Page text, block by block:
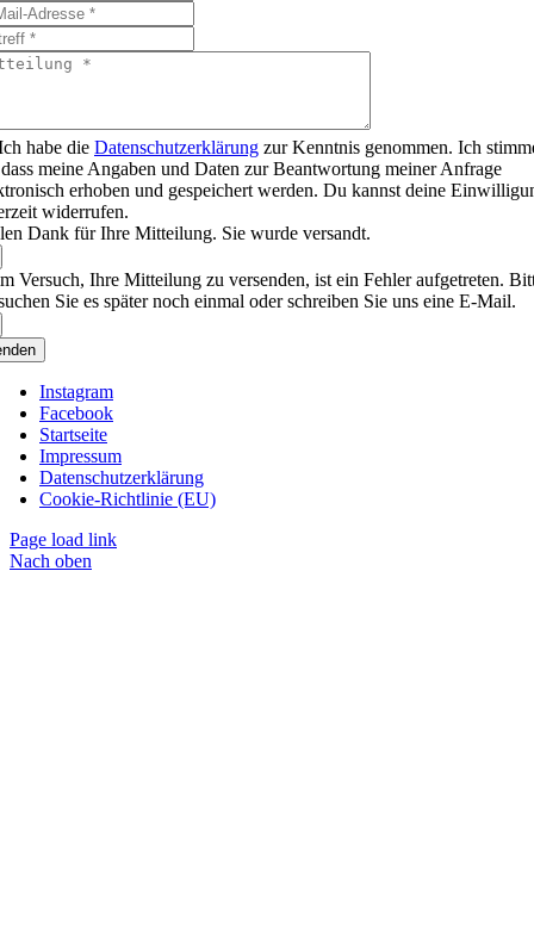
habe die Datenschutzerklärung zur Kenntnis genommen. Ich
meine Angaben und Daten zur Beantwortung meiner Anfrage
erhoben und gespeichert werden. Du kannst deine
widerrufen.
Dank für Ihre Mitteilung. Sie wurde versandt.
Versuch, Ihre Mitteilung zu versenden, ist ein Fehler aufgetreten.
Sie es später noch einmal oder schreiben Sie uns eine E-Mail.
Instagram
Facebook
Startseite
Impressum
Datenschutzerklärung
Cookie-Richtlinie (EU)
Page load link
Nach oben